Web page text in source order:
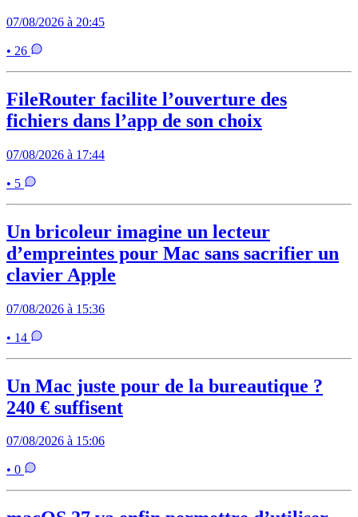
07/08/2026 à 20:45
• 26
FileRouter facilite l’ouverture des
fichiers dans l’app de son choix
07/08/2026 à 17:44
• 5
Un bricoleur imagine un lecteur
d’empreintes pour Mac sans sacrifier un
clavier Apple
07/08/2026 à 15:36
• 14
Un Mac juste pour de la bureautique ?
240 € suffisent
07/08/2026 à 15:06
• 0